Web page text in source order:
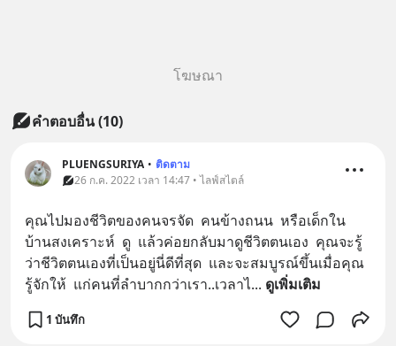
โฆษณา
คำตอบอื่น(10)
PLUENGSURIYA • ติดตาม
26 ก.ค. 2022 เวลา 14:47 • ไลฟ์สไตล์
คุณไปมองชีวิตของคนจรจัด  คนข้างถนน  หรือเด็กใน
บ้านสงเคราะห์  ดู  แล้วค่อยกลับมาดูชีวิตตนเอง  คุณจะรู้
ว่าชีวิตตนเองที่เป็นอยู่นี่ดีที่สุด  และจะสมบูรณ์ขึ้นเมื่อคุณ
รู้จักให้  แก่คนที่ลำบากกว่าเรา..เวลาไ... ดูเพิ่มเติม
1 บันทึก